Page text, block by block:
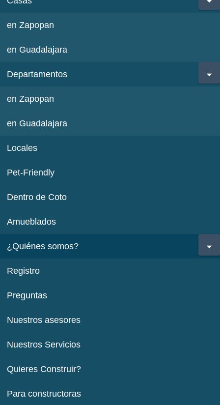
en Zapopan
en Guadalajara
Departamentos
en Zapopan
en Guadalajara
Locales
Pet-Friendly
Dentro de Coto
Amueblados
¿Quiénes somos?
Registro
Preguntas
Nuestros asesores
Nuestros Servicios
Quieres Construir?
Para constructoras